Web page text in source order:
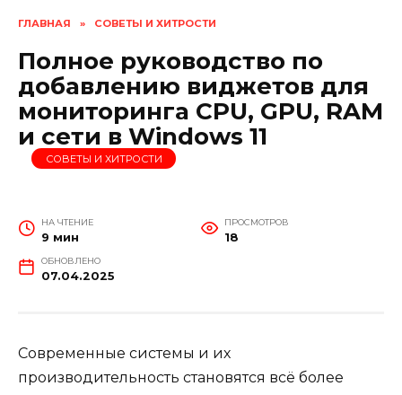
ГЛАВНАЯ » СОВЕТЫ И ХИТРОСТИ
Полное руководство по
добавлению виджетов для
мониторинга CPU, GPU, RAM
и сети в Windows 11
СОВЕТЫ И ХИТРОСТИ
НА ЧТЕНИЕ
9 мин
ПРОСМОТРОВ
18
ОБНОВЛЕНО
07.04.2025
Современные системы и их
производительность становятся всё более